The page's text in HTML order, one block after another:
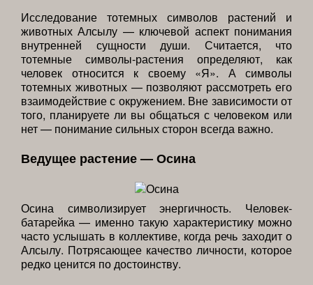
Исследование тотемных символов растений и
животных Алсылу — ключевой аспект понимания
внутренней сущности души. Считается, что
тотемные символы-растения определяют, как
человек относится к своему «Я». А символы
тотемных животных — позволяют рассмотреть его
взаимодействие с окружением. Вне зависимости от
того, планируете ли вы общаться с человеком или
нет — понимание сильных сторон всегда важно.
Ведущее растение — Осина
Осина символизирует энергичность. Человек-
батарейка — именно такую характеристику можно
часто услышать в коллективе, когда речь заходит о
Алсылу. Потрясающее качество личности, которое
редко ценится по достоинству.